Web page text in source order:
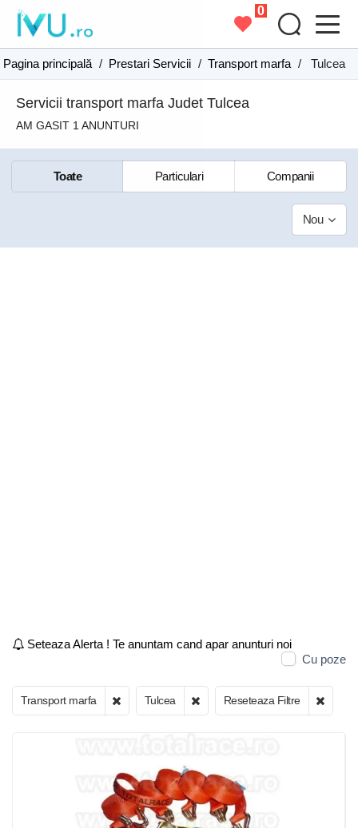
0
Pagina principală / Prestari Servicii / Transport marfa / Tulcea
Servicii transport marfa Judet Tulcea
AM GASIT 1 ANUNTURI
Toate Particulari Companii
Nou
Seteaza Alerta ! Te anuntam cand apar anunturi noi
Cu poze
Transport marfa Tulcea Reseteaza Filtre